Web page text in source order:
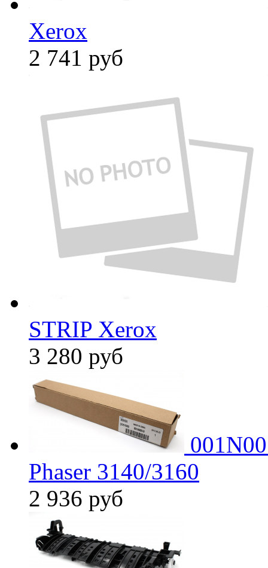
Xerox
2 741 руб
STRIP Xerox
3 280 руб
Phaser 3140/3160
2 936 руб